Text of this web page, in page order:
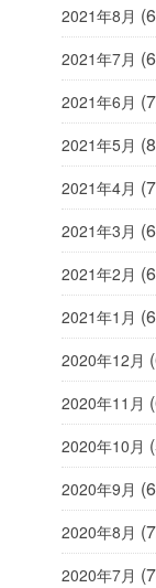
2021年8月
2021年7月
2021年6月
2021年5月
2021年4月
2021年3月
2021年2月
2021年1月
2020年12月
2020年11月
2020年10月
2020年9月
2020年8月
2020年7月